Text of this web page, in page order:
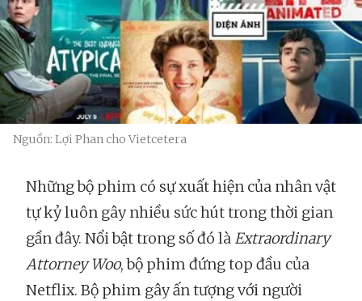
Nguồn: Lợi Phan cho Vietcetera
Những bộ phim có sự xuất hiện của nhân vật
tự kỷ luôn gây nhiều sức hút trong thời gian
gần đây. Nổi bật trong số đó làExtraordinary
Attorney Woo, bộ phim đứng top đầu của
Netflix. Bộ phim gây ấn tượng với người